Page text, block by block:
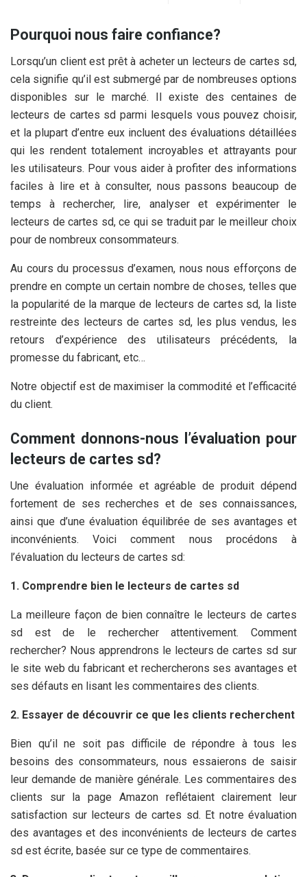
Pourquoi nous faire confiance?
Lorsqu’un client est prêt à acheter un lecteurs de cartes sd,
cela signifie qu’il est submergé par de nombreuses options
disponibles sur le marché. Il existe des centaines de
lecteurs de cartes sd parmi lesquels vous pouvez choisir,
et la plupart d’entre eux incluent des évaluations détaillées
qui les rendent totalement incroyables et attrayants pour
les utilisateurs. Pour vous aider à profiter des informations
faciles à lire et à consulter, nous passons beaucoup de
temps à rechercher, lire, analyser et expérimenter le
lecteurs de cartes sd, ce qui se traduit par le meilleur choix
pour de nombreux consommateurs.
Au cours du processus d’examen, nous nous efforçons de
prendre en compte un certain nombre de choses, telles que
la popularité de la marque de lecteurs de cartes sd, la liste
restreinte des lecteurs de cartes sd, les plus vendus, les
retours d’expérience des utilisateurs précédents, la
promesse du fabricant, etc…
Notre objectif est de maximiser la commodité et l’efficacité
du client.
Comment donnons-nous l’évaluation pour
lecteurs de cartes sd?
Une évaluation informée et agréable de produit dépend
fortement de ses recherches et de ses connaissances,
ainsi que d’une évaluation équilibrée de ses avantages et
inconvénients. Voici comment nous procédons à
l’évaluation du lecteurs de cartes sd:
1. Comprendre bien le lecteurs de cartes sd
La meilleure façon de bien connaître le lecteurs de cartes
sd est de le rechercher attentivement. Comment
rechercher? Nous apprendrons le lecteurs de cartes sd sur
le site web du fabricant et rechercherons ses avantages et
ses défauts en lisant les commentaires des clients.
2. Essayer de découvrir ce que les clients recherchent
Bien qu’il ne soit pas difficile de répondre à tous les
besoins des consommateurs, nous essaierons de saisir
leur demande de manière générale. Les commentaires des
clients sur la page Amazon reflétaient clairement leur
satisfaction sur lecteurs de cartes sd. Et notre évaluation
des avantages et des inconvénients de lecteurs de cartes
sd est écrite, basée sur ce type de commentaires.